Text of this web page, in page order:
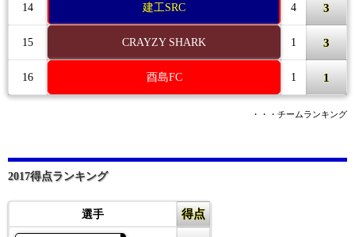
14 建工SRC 4 3
15 CRAYZY SHARK 1 3
16 酉島FC 1 1
・・・チームランキング
2017得点ランキング
選手 得点